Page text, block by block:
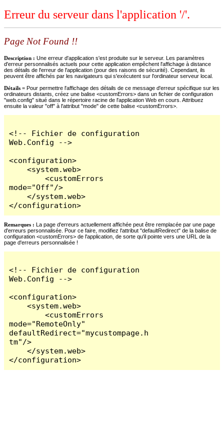
Erreur du serveur dans l'application '/'.
Page Not Found !!
Description : Une erreur d'application s'est produite sur le serveur. Les paramètres
d'erreur personnalisés actuels pour cette application empêchent l'affichage à distance
des détails de l'erreur de l'application (pour des raisons de sécurité). Cependant, ils
peuvent être affichés par les navigateurs qui s'exécutent sur l'ordinateur serveur local.
Détails = Pour permettre l'affichage des détails de ce message d'erreur spécifique sur les
ordinateurs distants, créez une balise <customErrors> dans un fichier de configuration
"web.config" situé dans le répertoire racine de l'application Web en cours. Attribuez
ensuite la valeur "off" à l'attribut "mode" de cette balise <customErrors>.
<!-- Fichier de configuration
Web.Config -->
<configuration>
    <system.web>
        <customErrors
mode="Off"/>
    </system.web>
</configuration>
Remarques : La page d'erreurs actuellement affichée peut être remplacée par une page
d'erreurs personnalisée. Pour ce faire, modifiez l'attribut "defaultRedirect" de la balise de
configuration <customErrors> de l'application, de sorte qu'il pointe vers une URL de la
page d'erreurs personnalisée !
<!-- Fichier de configuration
Web.Config -->
<configuration>
    <system.web>
        <customErrors
mode="RemoteOnly"
defaultRedirect="mycustompage.h
tm"/>
    </system.web>
</configuration>